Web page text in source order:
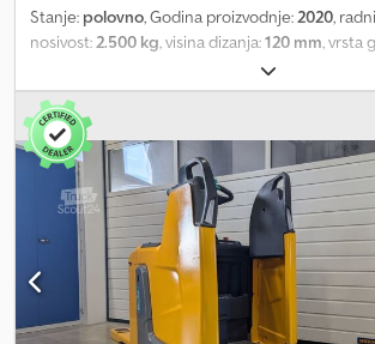
Stanje: polovno, Godina proizvodnje:2020,
nosivost:2.500 kg, visina dizanja:120 mm, vrsta
, stanje pneumatika:
prazna masa vozila:788 kg, ukupna dužina:
Specijalna oprema: početno podizanje, opis
tandem točkovi za teret, električni upravljač,
vučna ruda upravljiva sa svih strana, mini-displej,
pregled i novi UVV. Dksdpfoyfic Rex Af Usr